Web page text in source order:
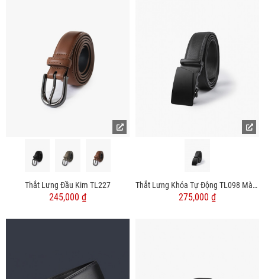
Thắt Lưng Đầu Kim TL227
245,000 ₫
Thắt Lưng Khóa Tự Động TL098 Màu Đen
275,000 ₫